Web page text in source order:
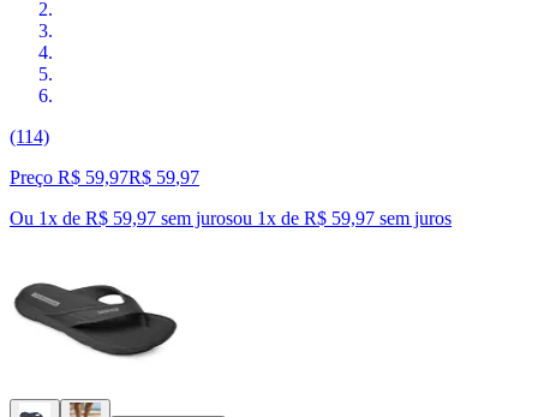
(114)
Preço R$ 59,97R$ 59,97
Ou 1x de R$ 59,97 sem jurosou 1x de R$ 59,97 sem juros